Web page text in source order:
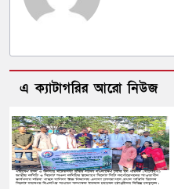
এ ক্যাটাগরির আরো নিউজ